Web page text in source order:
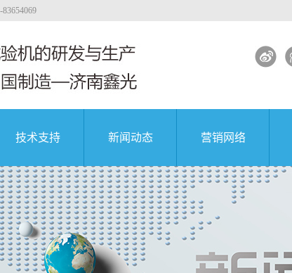
技术支持 新闻动态
公司新闻
行业新闻
解决方案
试验机视频
营销网络
工程质量
中国航天科技集团
大专院校
中国航天科技集团
著名企业
中国航天科技集团